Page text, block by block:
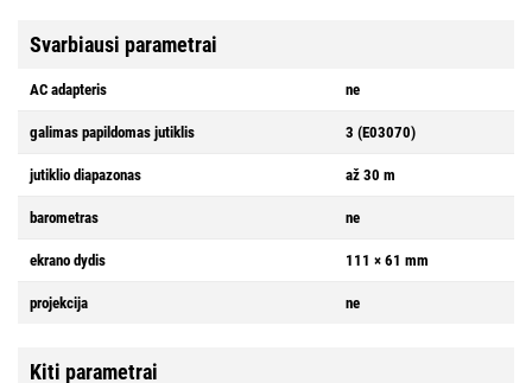
Svarbiausi parametrai
AC adapteris ne
galimas papildomas jutiklis 3 (E03070)
jutiklio diapazonas až 30 m
barometras ne
ekrano dydis 111 × 61 mm
projekcija ne
Kiti parametrai